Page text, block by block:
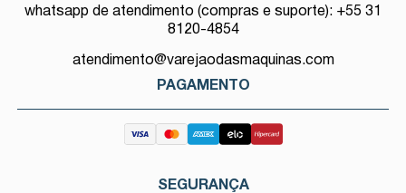
whatsapp de atendimento (compras e suporte): +55 31
8120-4854
atendimento@varejaodasmaquinas.com
PAGAMENTO
SEGURANÇA